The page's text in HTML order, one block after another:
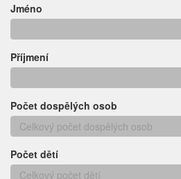
Jméno
Příjmení
Počet dospělých osob
Počet dětí